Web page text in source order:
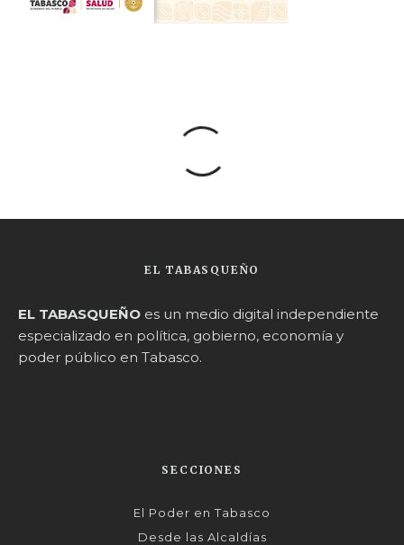
EL TABASQUEÑO
EL TABASQUEÑO es un medio digital independiente
especializado en política, gobierno, economía y
poder público en Tabasco.
SECCIONES
El Poder en Tabasco
Desde las Alcaldías